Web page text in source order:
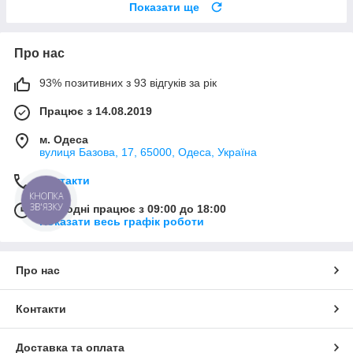
Показати ще
Про нас
93% позитивних з 93 відгуків за рік
Працює з 14.08.2019
м. Одеса
вулиця Базова, 17, 65000, Одеса, Україна
Контакти
Сьогодні працює з 09:00 до 18:00
Показати весь графік роботи
Про нас
Контакти
Доставка та оплата
КНОПКА
ЗВ'ЯЗКУ